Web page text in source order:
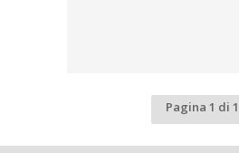
Pagina 1 di 1